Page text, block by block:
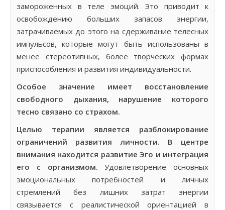
замороженных в теле эмоций. Это приводит к
освобождению больших запасов энергии,
затрачиваемых до этого на сдерживание телесных
импульсов, которые могут быть использованы в
менее стереотипных, более творческих формах
приспособления и развития индивидуальности.
Особое значение имеет восстановление
свободного дыхания, нарушение которого
тесно связано со страхом.
Целью терапии является разблокирование
ограничений развития личности. В центре
внимания находится развитие Эго и интеграция
его с организмом. Удовлетворение основных
эмоциональных потребностей и личных
стремлений без лишних затрат энергии
связывается с реалистической ориентацией в